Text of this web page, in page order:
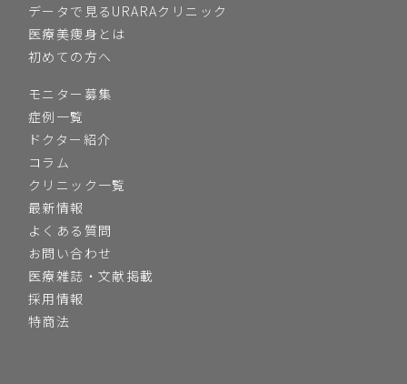
データで見るURARAクリニック
医療美痩身とは
初めての方へ
モニター募集
症例一覧
ドクター紹介
コラム
クリニック一覧
最新情報
よくある質問
お問い合わせ
医療雑誌・文献掲載
採用情報
特商法